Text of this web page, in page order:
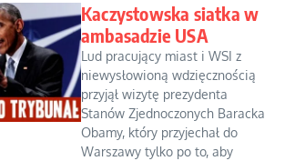
Kaczystowska siatka w
ambasadzie USA
Lud pracujący miast i WSI z
niewysłowioną wdzięcznością
przyjął wizytę prezydenta
Stanów Zjednoczonych Baracka
Obamy, który przyjechał do
Warszawy tylko po to, aby